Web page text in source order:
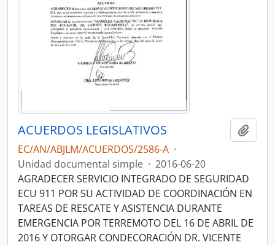
ACUERDOS LEGISLATIVOS
EC/AN/ABJLM/ACUERDOS/2586-A ·
Unidad documental simple · 2016-06-20
AGRADECER SERVICIO INTEGRADO DE SEGURIDAD
ECU 911 POR SU ACTIVIDAD DE COORDINACIÓN EN
TAREAS DE RESCATE Y ASISTENCIA DURANTE
EMERGENCIA POR TERREMOTO DEL 16 DE ABRIL DE
2016 Y OTORGAR CONDECORACIÓN DR. VICENTE